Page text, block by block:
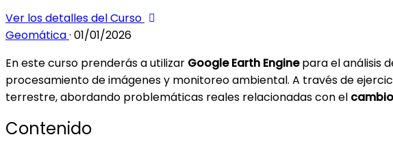
Ver los detalles del Curso
Geomática· 01/01/2026
En este curso prenderás a utilizar Google Earth Enginepara el análisis
procesamiento de imágenes y monitoreo ambiental. A través de
terrestre, abordando problemáticas reales relacionadas con el
Contenido